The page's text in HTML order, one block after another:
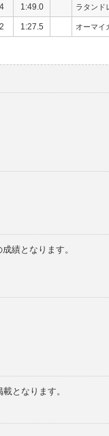
1:49.0 ラタンド
1:27.5 オーマイ
績となります。
となります。